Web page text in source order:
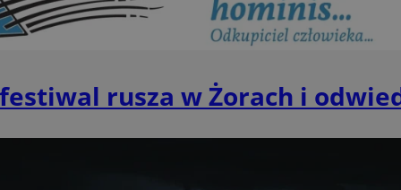
rusza w Żorach i
Wydajność Targetowanie Funkcjonalność
niezbędnych plików cookie nie można prawidłowo korzystać ze strony